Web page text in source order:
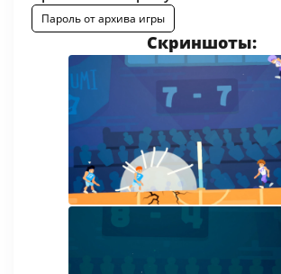
Пароль от архива игры
Скриншоты: